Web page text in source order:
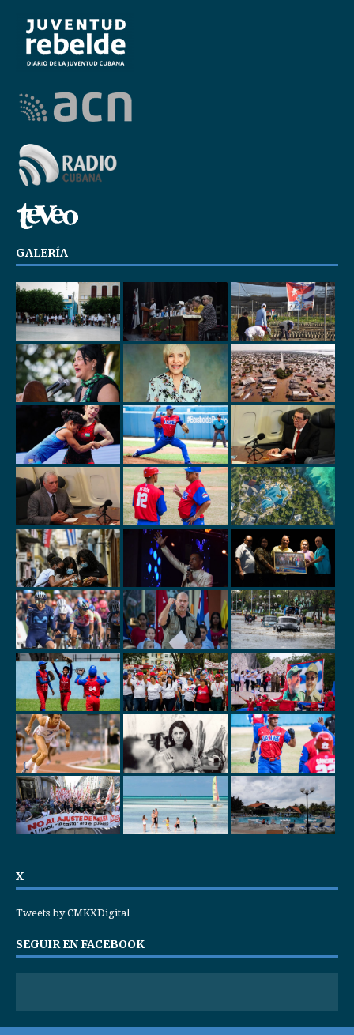
GALERÍA
X
Tweets by CMKXDigital
SEGUIR EN FACEBOOK